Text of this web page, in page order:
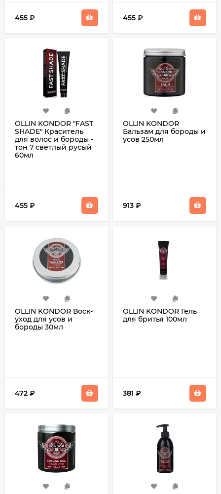
455 ₽ 455 ₽
OLLIN KONDOR "FAST
SHADE" Краситель
для волос и бороды -
тон 7 светлый русый
60мл
455 ₽
OLLIN KONDOR
Бальзам для бороды и
усов 250мл
913 ₽
OLLIN KONDOR Воск-
уход для усов и
бороды 30мл
472 ₽
OLLIN KONDOR Гель
для бритья 100мл
381 ₽